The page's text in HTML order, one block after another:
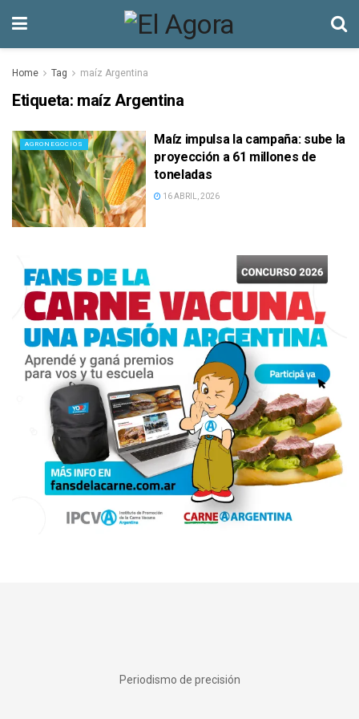
Home Tag maíz Argentina
Etiqueta: maíz Argentina
AGRONEGOCIOS
Maíz impulsa la campaña: sube la
proyección a 61 millones de
toneladas
16 ABRIL, 2026
Periodismo de precisión